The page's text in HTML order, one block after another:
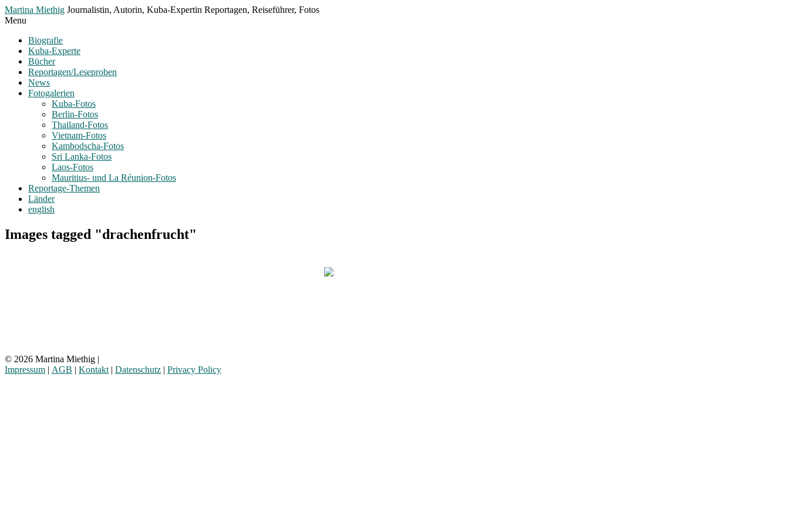
Toggle
Menu
Martina Miethig Journalistin, Autorin, Kuba-Expertin Reportagen, Reiseführer, Fotos
Menu
Biografie
Kuba-Experte
Bücher
Reportagen/Leseproben
News
Fotogalerien
Kuba-Fotos
Berlin-Fotos
Thailand-Fotos
Vietnam-Fotos
Kambodscha-Fotos
Sri Lanka-Fotos
Laos-Fotos
Mauritius- und La Réunion-Fotos
Reportage-Themen
Länder
english
Images tagged "drachenfrucht"
© 2026 Martina Miethig |
Impressum | AGB | Kontakt | Datenschutz | Privacy Policy